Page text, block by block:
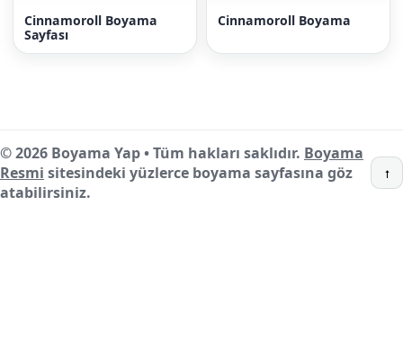
Cinnamoroll Boyama
Sayfası
Cinnamoroll Boyama
© 2026 Boyama Yap • Tüm hakları saklıdır. Boyama
Resmi sitesindeki yüzlerce boyama sayfasına göz
atabilirsiniz.
↑